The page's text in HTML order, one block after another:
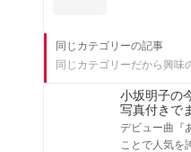
同じカテゴリーの記事
同じカテゴリーだから興味
小坂明子の
写真付きで
デビュー曲『
ことで人気を